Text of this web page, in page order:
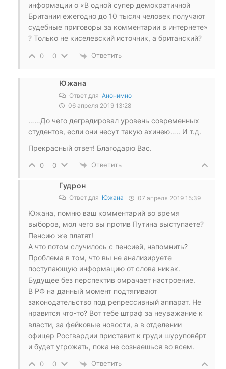
информации о «В одной супер демократичной
Британии ежегодно до 10 тысяч человек получают
судебные приговоры за комментарии в интернете»
? Только не киселевский источник, а британский?
0 0 Ответить
Южана
Ответ для Анонимно
06 апреля 2019 13:28
……До чего деградировал уровень современных
студентов, если они несут такую ахинею….. И т.д.
Прекрасный ответ! Благодарю Вас.
0 0 Ответить
Гудрон
Ответ для Южана 07 апреля 2019 15:39
Южана, помню ваш комментарий во время
выборов, мол чего вы против Путина выступаете?
Пенсию же платят!
А что потом случилось с пенсией, напомнить?
Проблема в том, что вы не анализируете
поступающую информацию от слова никак.
Будущее без перспектив омрачает настроение.
В РФ на данный момент подтягивают
законодательство под репрессивный аппарат. Не
нравится что-то? Вот тебе штраф за неуважание к
власти, за фейковые новости, а в отделении
офицер Росгвардии приставит к груди шуруповёрт
и будет угрожать, пока не сознаешься во всем.
0 0 Ответить